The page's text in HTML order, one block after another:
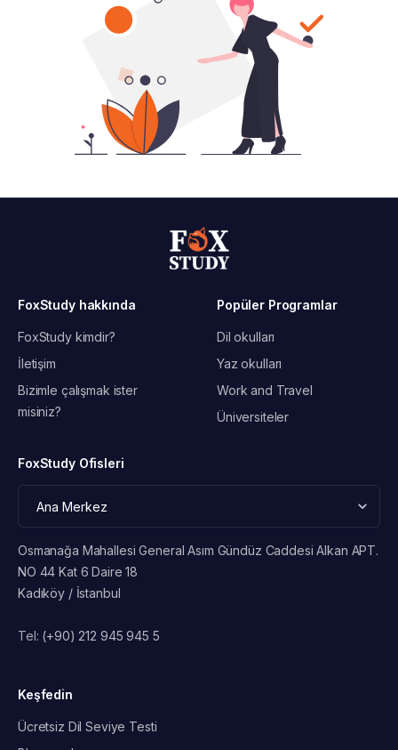
FoxStudy hakkında
FoxStudy kimdir?
İletişim
Bizimle çalışmak ister
misiniz?
Popüler Programlar
Dil okulları
Yaz okulları
Work and Travel
Üniversiteler
FoxStudy Ofisleri
Osmanağa Mahallesi General Asım Gündüz Caddesi Alkan APT.
NO 44 Kat 6 Daire 18
Kadıköy / İstanbul
Tel: (+90) 212 945 945 5
Keşfedin
Ücretsiz Dil Seviye Testi